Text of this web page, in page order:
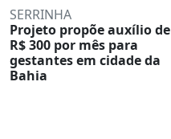
SERRINHA
Projeto propõe auxílio de
R$ 300 por mês para
gestantes em cidade da
Bahia